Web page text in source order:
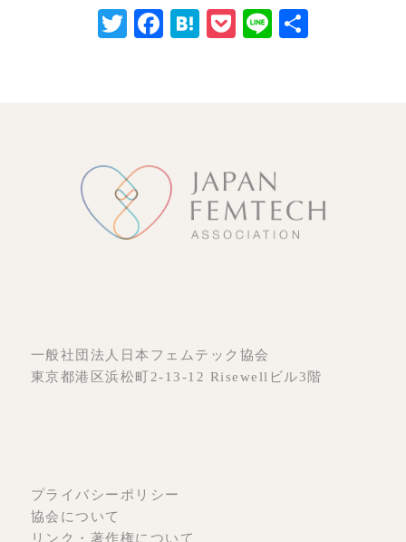
TwitterFacebook
HatenaPocket
Line
一般社団法人日本フェムテック協会
東京都港区浜松町2-13-12 Risewellビル3階
プライバシーポリシー
協会について
リンク・著作権について